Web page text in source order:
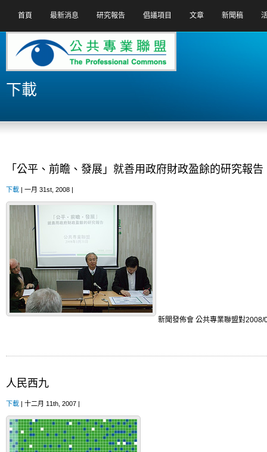
首頁 最新消息 研究報告 倡議項目 文章 新聞稿
下載
「公平、前瞻、發展」就善用政府財政盈餘的研究報告
下載 | 一月 31st, 2008 |
新聞發佈會 公共專業聯盟對
人民西九
下載 | 十二月 11th, 2007 |